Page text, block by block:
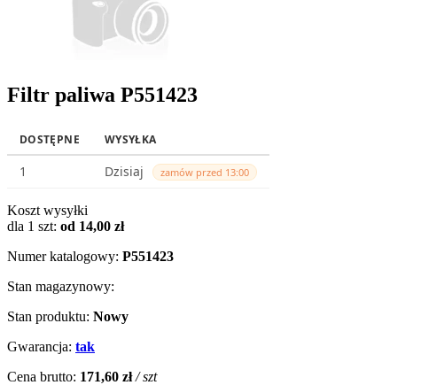
Filtr paliwa P551423
DOSTĘPNE WYSYŁKA
1 Dzisiaj zamów przed 13:00
Koszt wysyłki
dla 1 szt: od 14,00 zł
Numer katalogowy: P551423
Stan magazynowy:
Stan produktu: Nowy
Gwarancja: tak
Cena brutto: 171,60 zł / szt